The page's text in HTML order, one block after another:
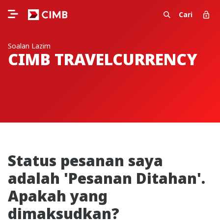
Cari
Soalan Lazim
CIMB TRAVELCURRENCY
Status pesanan saya
adalah 'Pesanan Ditahan'.
Apakah yang
dimaksudkan?